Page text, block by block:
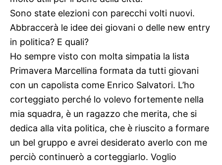
Sono state elezioni con parecchi volti nuovi.
Abbraccerà le idee dei giovani o delle new entry
in politica? E quali?
Ho sempre visto con molta simpatia la lista
Primavera Marcellina formata da tutti giovani
con un capolista come Enrico Salvatori. L’ho
corteggiato perché lo volevo fortemente nella
mia squadra, è un ragazzo che merita, che si
dedica alla vita politica, che è riuscito a formare
un bel gruppo e avrei desiderato averlo con me
perciò continuerò a corteggiarlo. Voglio